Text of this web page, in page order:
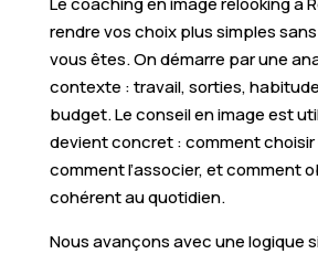
rendre vos choix plus simples
vous êtes. On démarre par une
contexte : travail, sorties,
budget. Le conseil en image est
devient concret : comment
comment l’associer, et comment
cohérent au quotidien.
Nous avançons avec une logique